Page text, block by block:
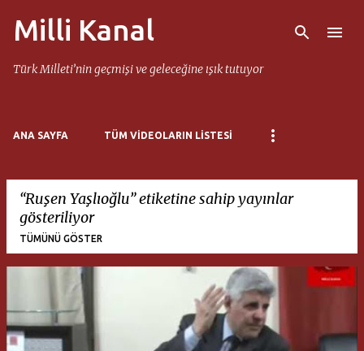
Ana içeriğe atla
Milli Kanal
Türk Milleti’nin geçmişi ve geleceğine ışık tutuyor
ANA SAYFA TÜM VIDEOLARIN LISTESI
Ruşen Yaşlıoğlu etiketine sahip yayınlar
gösteriliyor
TÜMÜNÜ GÖSTER
a
y